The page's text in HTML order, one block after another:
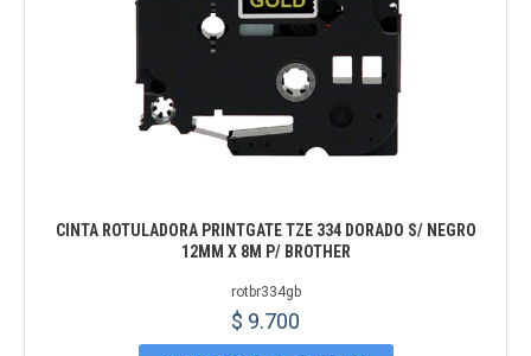
CINTA ROTULADORA PRINTGATE TZE 334 DORADO S/ NEGRO
12MM X 8M P/ BROTHER
rotbr334gb
$ 9.700